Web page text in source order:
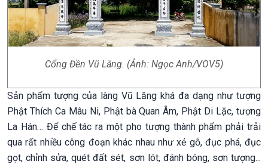
Cổng Đền Vũ Lăng. (Ảnh: Ngọc Anh/VOV5)
Sản phẩm tượng của làng Vũ Lăng khá đa dạng như tượng
Phật Thích Ca Mâu Ni, Phật bà Quan Âm, Phật Di Lặc, tượng
La Hán… Để chế tác ra một pho tượng thành phẩm phải trải
qua rất nhiều công đoạn khác nhau như xẻ gỗ, đục phá, đục
gọt, chỉnh sửa, quét đất sét, sơn lót, đánh bóng, sơn tượng...